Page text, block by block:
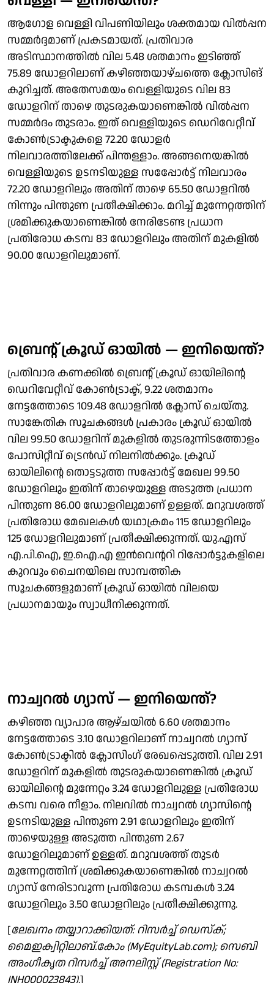
ആ​ഗോള വെള്ളി വിപണിയിലും ശക്തമായ വിൽപ്പന
സമ്മർദ്ദമാണ് പ്രകടമായത്. പ്രതിവാര
അടിസ്ഥാനത്തിൽ വില 5.48 ശതമാനം ഇടിഞ്ഞ്
75.89 ഡോളറിലാണ് കഴിഞ്ഞയാഴ്ചത്തെ ക്ലോസിങ്
കുറിച്ചത്. അതേസമയം വെള്ളിയുടെ വില 83
ഡോളറിന് താഴെ തുടരുകയാണെങ്കിൽ വിൽപ്പന
സമ്മർദം തുടരാം. ഇത് വെള്ളിയുടെ ഡെറിവേറ്റീവ്
കോൺട്രാക്ടുകളെ 72.20 ഡോളർ
നിലവാരത്തിലേക്ക് പിന്തള്ളാം. അങ്ങനെയങ്കിൽ
വെള്ളിയുടെ ഉടനടിയുള്ള സപ്പേോർട്ട് നിലവാരം
72.20 ഡോളറിലും അതിന് താഴെ 65.50 ഡോളറിൽ
നിന്നും പിന്തുണ പ്രതീക്ഷിക്കാം. മറിച്ച് മുന്നേറ്റത്തിന്
ശ്രമിക്കുകയാണെങ്കിൽ നേരിടേണ്ട പ്രധാന
പ്രതിരോധ കടമ്പ 83 ഡോളറിലും അതിന് മുകളിൽ
90.00 ഡോളറിലുമാണ്.
ബ്രെന്റ് ക്രൂഡ് ഓയിൽ — ഇനിയെന്ത്?
പ്രതിവാര കണക്കിൽ ബ്രെന്റ് ക്രൂഡ് ഓയിലിന്റെ
ഡെറിവേറ്റീവ് കോൺട്രാക്ട്, 9.22 ശതമാനം
നേട്ടത്തോടെ 109.48 ഡോളറിൽ ക്ലോസ് ചെയ്തു.
സാങ്കേതിക സൂചകങ്ങൾ പ്രകാരം ക്രൂഡ് ഓയിൽ
വില 99.50 ഡോളറിന് മുകളിൽ തുടരുന്നിടത്തോളം
പോസിറ്റീവ് ട്രെൻഡ് നിലനിൽക്കും. ക്രൂഡ്
ഓയിലിന്റെ തൊട്ടടുത്ത സപ്പോർട്ട് മേഖല 99.50
ഡോളറിലും ഇതിന് താഴെയുള്ള അടുത്ത പ്രധാന
പിന്തുണ 86.00 ഡോളറിലുമാണ് ഉള്ളത്. മറുവശത്ത്
പ്രതിരോധ മേഖലകൾ യഥാക്രമം 115 ഡോളറിലും
125 ഡോളറിലുമാണ് പ്രതീക്ഷിക്കുന്നത്. യു.എസ്
എ.പി.ഐ, ഇ.ഐ.എ ഇൻവെന്ററി റിപ്പോർട്ടുകളിലെ
കുറവും ചൈനയിലെ സാമ്പത്തിക
സൂചകങ്ങളുമാണ് ക്രൂഡ് ഓയിൽ വിലയെ
പ്രധാനമായും സ്വാധീനിക്കുന്നത്.
നാച്വറൽ ​ഗ്യാസ് — ഇനിയെന്ത്?
കഴിഞ്ഞ വ്യാപാര ആഴ്ചയിൽ 6.60 ശതമാനം
നേട്ടത്തോടെ 3.10 ഡോളറിലാണ് നാച്വറൽ ​ഗ്യാസ്
കോൺട്രാക്ടിൽ ക്ലോസിംഗ് രേഖപ്പെടുത്തി. വില 2.91
ഡോളറിന് മുകളിൽ തുടരുകയാണെങ്കിൽ ക്രൂഡ്
ഓയിലിന്റെ മുന്നേറ്റം 3.24 ഡോളറിലുള്ള പ്രതിരോധ
കടമ്പ വരെ നീളാം. നിലവിൽ നാച്വറൽ ​ഗ്യാസിന്റെ
ഉടനടിയുള്ള പിന്തുണ 2.91 ഡോളറിലും ഇതിന്
താഴെയുള്ള അടുത്ത പിന്തുണ 2.67
ഡോളറിലുമാണ് ഉള്ളത്. മറുവശത്ത് തുടർ
മുന്നേറ്റത്തിന് ശ്രമിക്കുകയാണെങ്കിൽ നാച്വറൽ ​
ഗ്യാസ് നേരിടാവുന്ന പ്രതിരോധ കടമ്പകൾ 3.24
ഡോളറിലും 3.50 ഡോളറിലും പ്രതീക്ഷിക്കുന്നു.
[ലേഖനം തയ്യാറാക്കിയത്: റിസർച്ച് ഡെസ്ക്;
മൈഇക്വിറ്റിലാബ്.കോം (MyEquityLab.com​); സെബി
അം​ഗീക‍ൃത റിസർച്ച് അനലി​സ്റ്റ് (Registration No:
INH000023843).]